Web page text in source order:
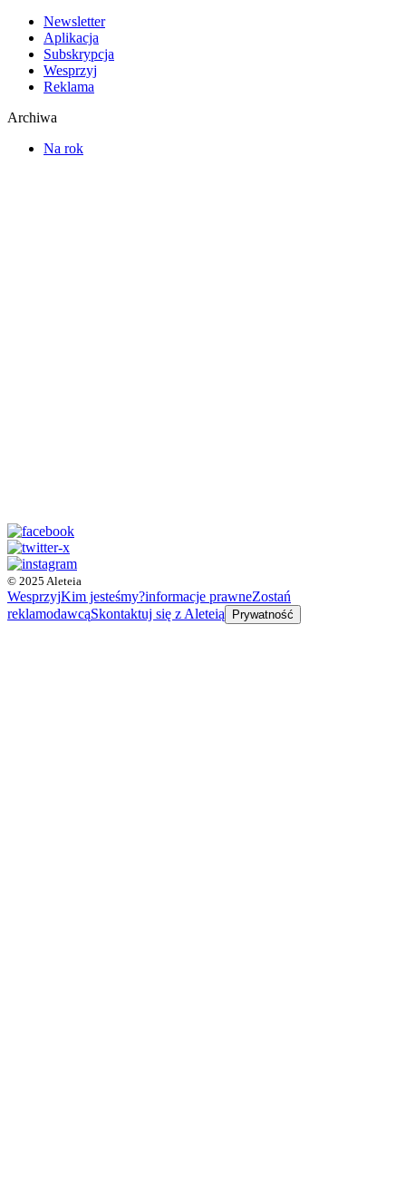
Newsletter
Aplikacja
Subskrypcja
Wesprzyj
Reklama
Archiwa
Na rok
© 2025 Aleteia
WesprzyjKim jesteśmy?informacje prawneZostań
reklamodawcąSkontaktuj się z Aleteią Prywatność